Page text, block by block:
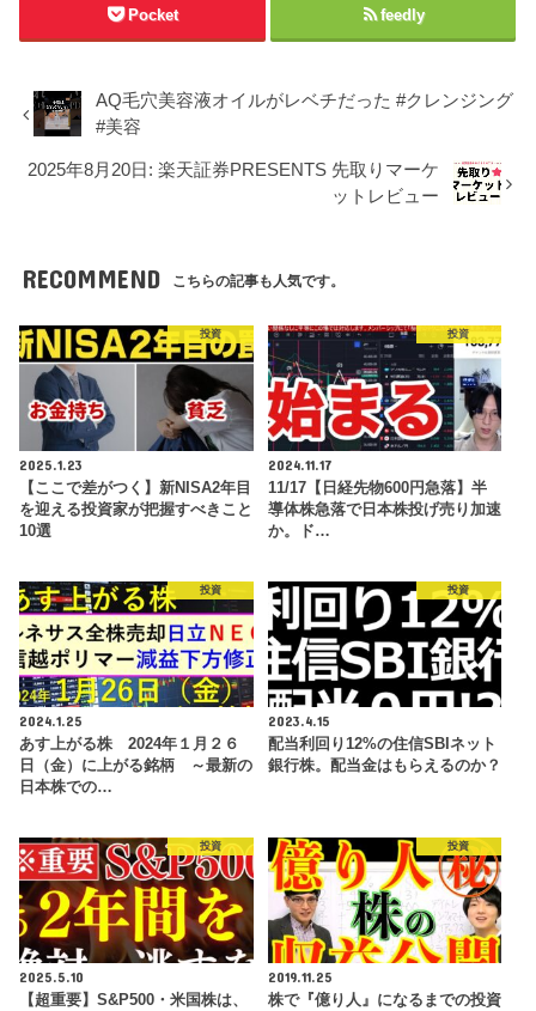
Pocket feedly
AQ毛穴美容液オイルがレベチだった #クレンジング
#美容
2025年8月20日: 楽天証券PRESENTS 先取りマーケ
ットレビュー
RECOMMEND こちらの記事も人気です。
投資
2025.1.23
【ここで差がつく】新NISA2年目
を迎える投資家が把握すべきこと
10選
投資
2024.11.17
11/17【日経先物600円急落】半
導体株急落で日本株投げ売り加速
か。ド…
投資
2024.1.25
あす上がる株 2024年１月２６
日（金）に上がる銘柄 ～最新の
日本株での…
投資
2023.4.15
配当利回り12%の住信SBIネット
銀行株。配当金はもらえるのか？
投資
2025.5.10
【超重要】S&P500・米国株は、
投資
2019.11.25
株で『億り人』になるまでの投資